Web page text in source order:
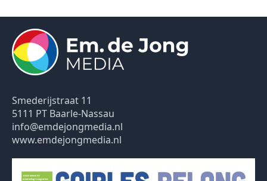
Smederijstraat 11
5111 PT Baarle-Nassau
info@emdejongmedia.nl
www.emdejongmedia.nl